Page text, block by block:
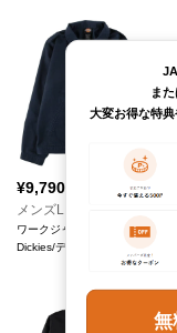
¥9,790
メンズL
ワークジャケット
Dickies/ディッキーズ
ま
大変お得な特典
無